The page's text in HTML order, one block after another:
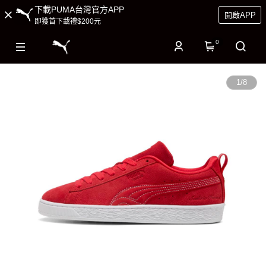
下載PUMA台灣官方APP
即獲首下載禮$200元
開啟APP
0
1/8